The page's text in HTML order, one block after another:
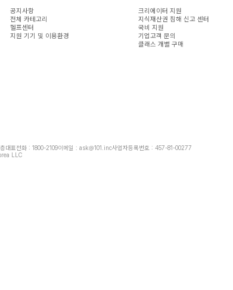
공지사항
전체 카테고리
헬프센터
지원 기기 및 이용환경
크리에이터 지원
지식재산권 침해 신고 센터
국비 지원
기업고객 문의
클래스 개별 구매
대표전화 : 1800-2109이메일 : ask@101.inc사업자등록번호 : 457-81-00277
LLC